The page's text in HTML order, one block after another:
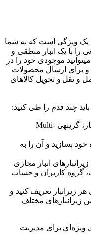
انبار مجازی اودوو نسخه ویراوب۱۲۳ ۱۶ یک ویژگی است که به شما
را با یک انبار منطقی و
موجودی خود را در
و برای ارسال محصولات
و نقل و تحویل کالاهای
چند قدم را طی کنید:
• ابتدا باید در تنظیمات ماژول مدیریت انبار، گزینهی Multi-
خود بسازید و آن را به
انبار مجازی
گروه کاربران و حساب
زیرانبار تعریف کنید و
زیرانبارهای مختلف
ویژه‌ای برای مدیریت